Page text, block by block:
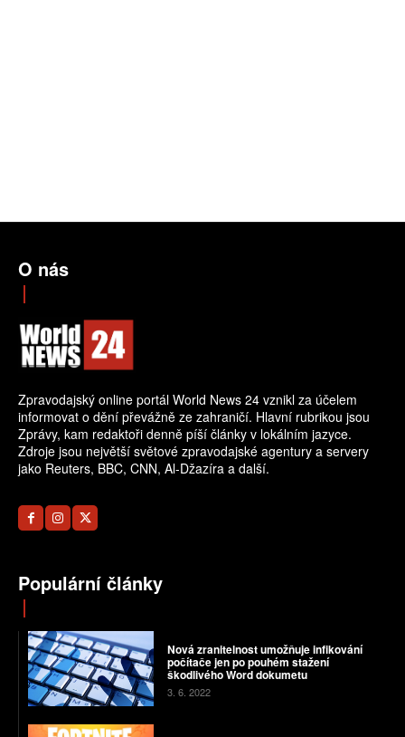
O nás
Zpravodajský online portál World News 24 vznikl za účelem
informovat o dění převážně ze zahraničí. Hlavní rubrikou jsou
Zprávy, kam redaktoři denně píší články v lokálním jazyce.
Zdroje jsou největší světové zpravodajské agentury a servery
jako Reuters, BBC, CNN, Al-Džazíra a další.
Populární články
Nová zranitelnost umožňuje infikování
počítače jen po pouhém stažení
škodlivého Word dokumetu
3. 6. 2022